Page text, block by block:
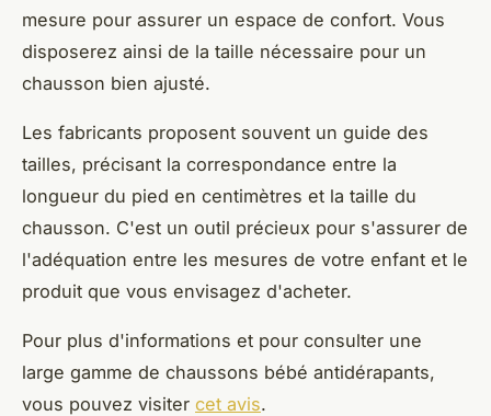
mesure pour assurer un espace de confort. Vous
disposerez ainsi de la taille nécessaire pour un
chausson bien ajusté.
Les fabricants proposent souvent un guide des
tailles, précisant la correspondance entre la
longueur du pied en centimètres et la taille du
chausson. C'est un outil précieux pour s'assurer de
l'adéquation entre les mesures de votre enfant et le
produit que vous envisagez d'acheter.
Pour plus d'informations et pour consulter une
large gamme de chaussons bébé antidérapants,
vous pouvez visiter cet avis.